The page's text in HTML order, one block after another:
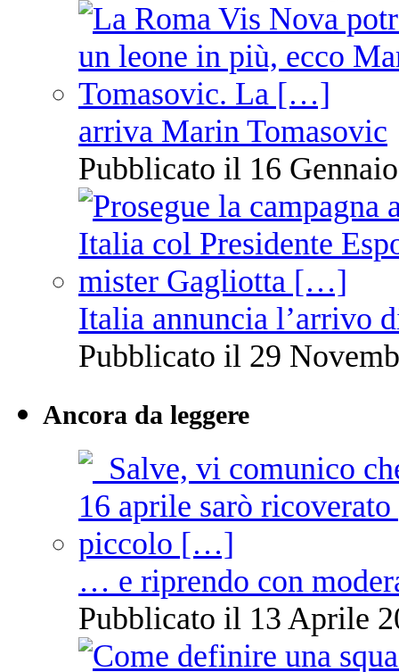
arriva Marin Tomasovic
Pubblicato il 16
Italia annuncia l’arrivo
Pubblicato il 29
Ancora da leggere
… e riprendo con
Pubblicato il 13 Aprile